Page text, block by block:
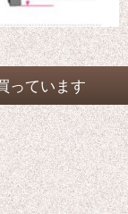
っています